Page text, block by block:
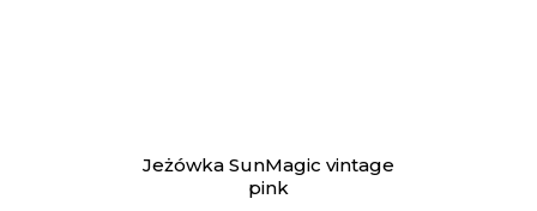
Jeżówka SunMagic vintage
pink